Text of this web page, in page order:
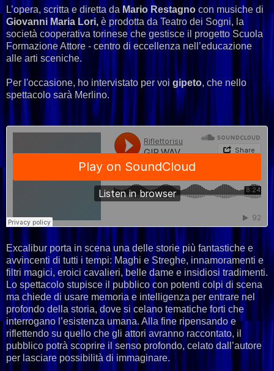
L’opera, scritta e diretta da Mario Restagno con musiche di
Giovanni Maria Lori, è prodotta da Teatro dei Sogni, la
società cooperativa torinese che gestisce il progetto Scuola
Formazione Attore - centro di eccellenza nell’educazione
alle arti sceniche.
Per l'occasione, ho intervistato per voi gipeto, che nello
spettacolo sarà Merlino.
Excalibur porta in scena una delle storie più fantastiche e
avvincenti di tutti i tempi: Maghi e Streghe, innamoramenti e
filtri magici, eroici cavalieri, belle dame e insidiosi tradimenti.
Lo spettacolo stupisce il pubblico con potenti colpi di scena
ma chiede di usare memoria e intelligenza per entrare nel
profondo della storia, dove si celano tematiche forti che
interrogano l’esistenza umana. Alla fine ripensando e
riflettendo su quello che gli attori avranno raccontato, il
pubblico potrà scoprire il senso profondo, celato dall’autore
per lasciare possibilità di immaginare.